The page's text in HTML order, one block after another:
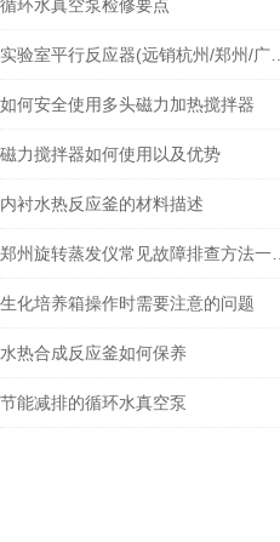
循环水真空泵检修要点
如何安全使用多头磁力加热搅拌器
磁力搅拌器如何使用以及优势
内衬水热反应釜的材料描述
生化培养箱操作时需要注意的问题
水热合成反应釜如何保养
节能减排的循环水真空泵